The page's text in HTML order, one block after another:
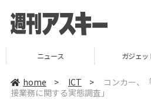
ニュース ガジェット
home > ICT >
コンカー、
接業務に関する実態調査」